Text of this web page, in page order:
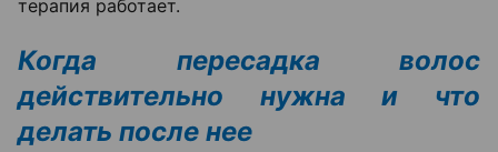
терапия работает.
Когда пересадка волос
действительно нужна и что
делать после нее